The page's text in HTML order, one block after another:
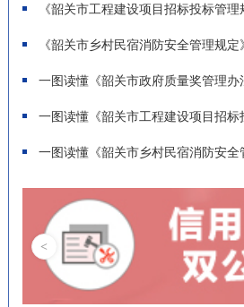
《韶关市乡村民宿消防安全管理规
一图读懂《韶关市政府质量奖管理办
一图读懂《韶关市乡村民宿消防安全
<